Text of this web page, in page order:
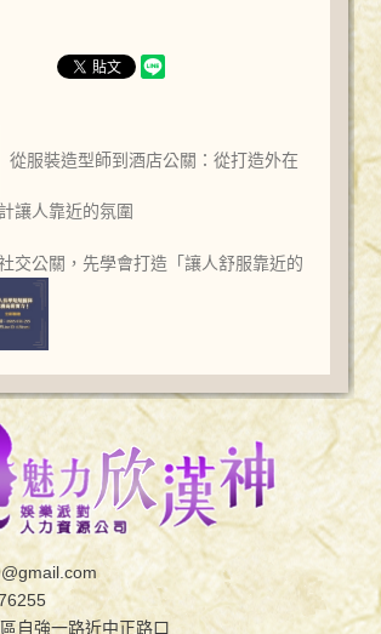
從服裝造型師到酒店公關：從打造外在
讓人靠近的氛圍
交公關，先學會打造「讓人舒服靠近的
自強一路近中正路口